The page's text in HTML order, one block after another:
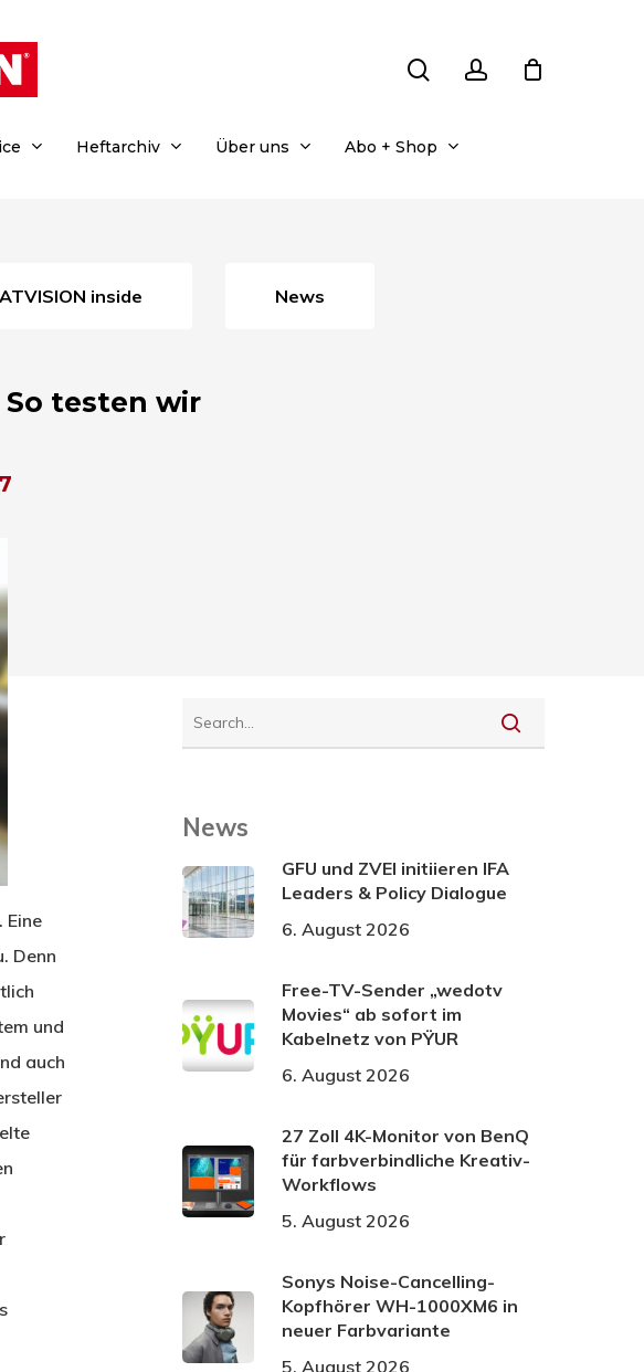
Heftarchiv Über uns Abo + Shop
SATVISION inside News
So testen wir
Eine
Denn
und
auch
News
GFU und ZVEI initiieren IFA
Leaders & Policy Dialogue
6. August 2026
Free-TV-Sender „wedotv
Movies“ ab sofort im
Kabelnetz von PŸUR
6. August 2026
27 Zoll 4K-Monitor von BenQ
für farbverbindliche Kreativ-
Workflows
5. August 2026
Sonys Noise-Cancelling-
Kopfhörer WH-1000XM6 in
neuer Farbvariante
5. August 2026